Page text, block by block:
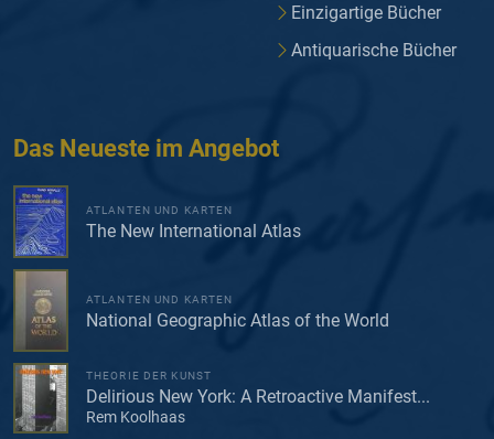
Einzigartige Bücher
Antiquarische Bücher
Das Neueste im Angebot
ATLANTEN UND KARTEN
The New International Atlas
ATLANTEN UND KARTEN
National Geographic Atlas of the World
THEORIE DER KUNST
Delirious New York: A Retroactive Manifest...
Rem Koolhaas